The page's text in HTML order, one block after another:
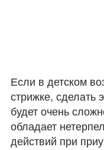
Если в детском
стрижке, сделать
будет очень
обладает
действий при